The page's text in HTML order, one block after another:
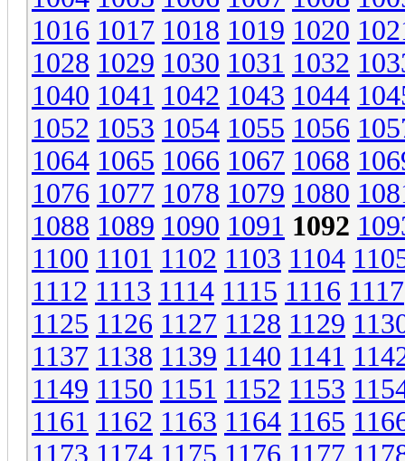
1016 1017 1018 1019 1020
1028 1029 1030 1031 1032
1040 1041 1042 1043 1044
1052 1053 1054 1055 1056
1064 1065 1066 1067 1068
1076 1077 1078 1079 1080
1088 1089 1090 1091 1092
1100 1101 1102 1103 1104
1112 1113 1114 1115 1116 1117
1125 1126 1127 1128 1129
1137 1138 1139 1140 1141
1149 1150 1151 1152 1153
1161 1162 1163 1164 1165
1173 1174 1175 1176 1177